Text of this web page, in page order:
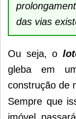
das vias
Ou seja, o
gleba em
construção de
Sempre que